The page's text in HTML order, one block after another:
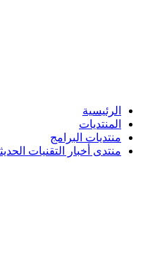
الرئيسية
المنتديات
منتديات البرامج
منتدى أخبار التقنيات